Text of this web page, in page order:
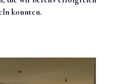
konnten.